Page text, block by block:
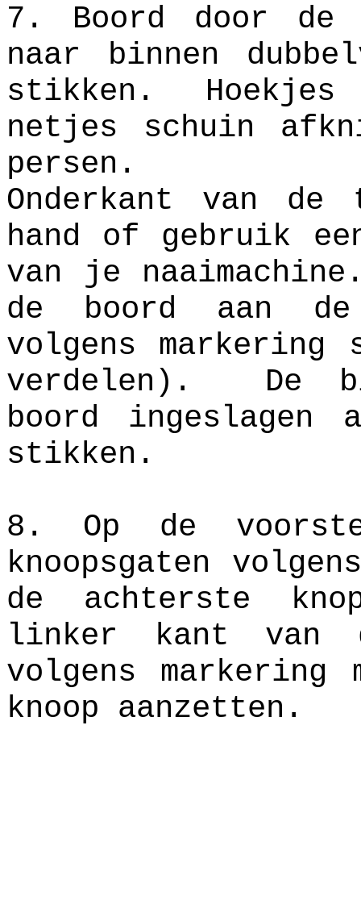
7. Boord door de
naar binnen
stikken.
netjes schuin
persen.
Onderkant van
hand of gebruik
van je
de boord aan de
volgens
verdelen).
De
boord ingeslagen
stikken.
8. Op de
knoopsgaten
de achterste
linker kant van
volgens markering
knoop aanzetten.